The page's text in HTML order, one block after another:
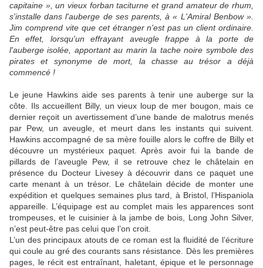
capitaine », un vieux forban taciturne et grand amateur de rhum,
s'installe dans l'auberge de ses parents, à « L'Amiral Benbow ».
Jim comprend vite que cet étranger n'est pas un client ordinaire.
En effet, lorsqu'un effrayant aveugle frappe à la porte de
l'auberge isolée, apportant au marin la tache noire symbole des
pirates et synonyme de mort, la chasse au trésor a déjà
commencé !
Le jeune Hawkins aide ses parents à tenir une auberge sur la
côte. Ils accueillent Billy, un vieux loup de mer bougon, mais ce
dernier reçoit un avertissement d’une bande de malotrus menés
par Pew, un aveugle, et meurt dans les instants qui suivent.
Hawkins accompagné de sa mère fouille alors le coffre de Billy et
découvre un mystérieux paquet. Après avoir fui la bande de
pillards de l’aveugle Pew, il se retrouve chez le châtelain en
présence du Docteur Livesey à découvrir dans ce paquet une
carte menant à un trésor. Le châtelain décide de monter une
expédition et quelques semaines plus tard, à Bristol, l’Hispaniola
appareille. L’équipage est au complet mais les apparences sont
trompeuses, et le cuisinier à la jambe de bois, Long John Silver,
n’est peut-être pas celui que l’on croit.
L’un des principaux atouts de ce roman est la fluidité de l’écriture
qui coule au gré des courants sans résistance. Dès les premières
pages, le récit est entraînant, haletant, épique et le personnage